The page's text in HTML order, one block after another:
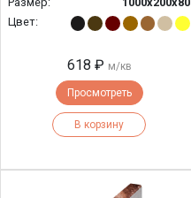
Цвет:
618 ₽ м/кв
Просмотреть
В корзину